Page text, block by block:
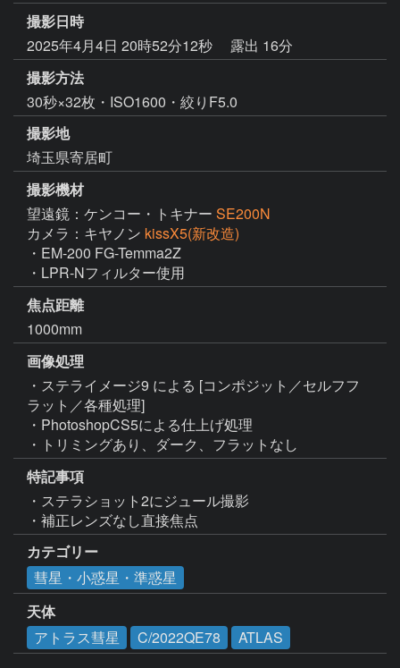
撮影日時
2025年4月4日 20時52分12秒
露出 16分
撮影方法
30秒×32枚・ISO1600・絞りF5.0
撮影地
埼玉県寄居町
撮影機材
望遠鏡：ケンコー・トキナー SE200N
カメラ：キヤノン kissX5(新改造)
・EM-200 FG-Temma2Z
・LPR-Nフィルター使用
焦点距離
1000mm
画像処理
・ステライメージ9 による [コンポジット／セルフフ
ラット／各種処理]
・PhotoshopCS5による仕上げ処理
・トリミングあり、ダーク、フラットなし
特記事項
・ステラショット2にジュール撮影
・補正レンズなし直接焦点
カテゴリー
彗星・小惑星・準惑星
天体
アトラス彗星
C/2022QE78 ATLAS